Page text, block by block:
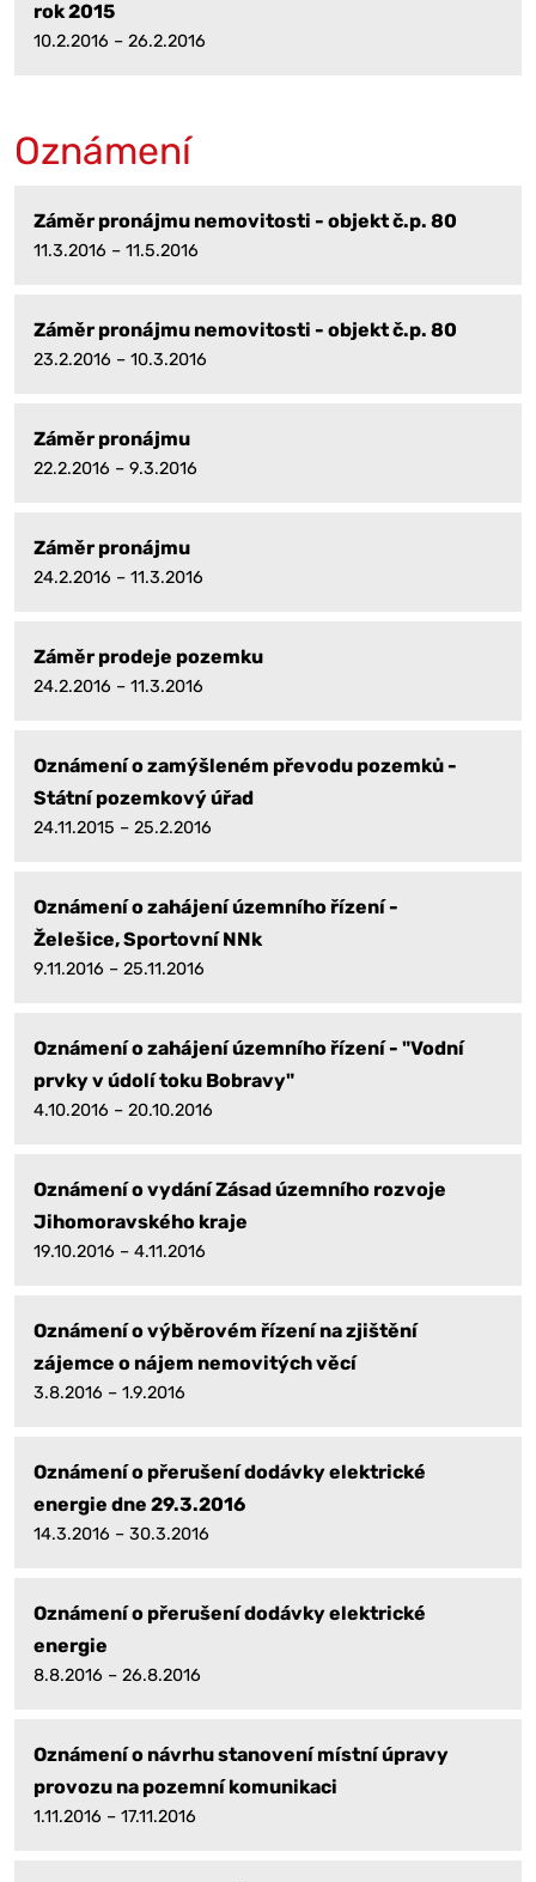
rok 2015
10.2.2016 – 26.2.2016
Oznámení
Záměr pronájmu nemovitosti - objekt č.p. 80
11.3.2016 – 11.5.2016
Záměr pronájmu nemovitosti - objekt č.p. 80
23.2.2016 – 10.3.2016
Záměr pronájmu
22.2.2016 – 9.3.2016
Záměr pronájmu
24.2.2016 – 11.3.2016
Záměr prodeje pozemku
24.2.2016 – 11.3.2016
Oznámení o zamýšleném převodu pozemků -
Státní pozemkový úřad
24.11.2015 – 25.2.2016
Oznámení o zahájení územního řízení -
Želešice, Sportovní NNk
9.11.2016 – 25.11.2016
Oznámení o zahájení územního řízení - "Vodní
prvky v údolí toku Bobravy"
4.10.2016 – 20.10.2016
Oznámení o vydání Zásad územního rozvoje
Jihomoravského kraje
19.10.2016 – 4.11.2016
Oznámení o výběrovém řízení na zjištění
zájemce o nájem nemovitých věcí
3.8.2016 – 1.9.2016
Oznámení o přerušení dodávky elektrické
energie dne 29.3.2016
14.3.2016 – 30.3.2016
Oznámení o přerušení dodávky elektrické
energie
8.8.2016 – 26.8.2016
Oznámení o návrhu stanovení místní úpravy
provozu na pozemní komunikaci
1.11.2016 – 17.11.2016